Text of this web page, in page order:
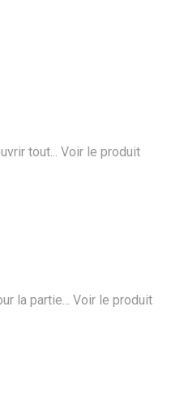
tout... Voir le produit
la partie... Voir le produit